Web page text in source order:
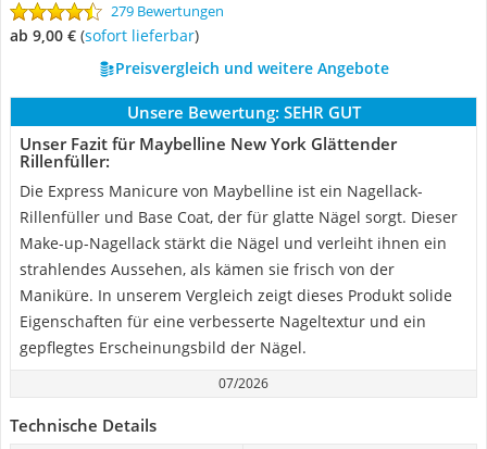
279 Bewertungen
ab 9,00 € ( Sofort lieferbar)
Preisvergleich und weitere Angebote
Unsere Bewertung: SEHR GUT
Unser Fazit für Maybelline New York Glättender
Rillenfüller:
Die Express Manicure von Maybelline ist ein Nagellack-
Rillenfüller und Base Coat, der für glatte Nägel sorgt. Dieser
Make-up-Nagellack stärkt die Nägel und verleiht ihnen ein
strahlendes Aussehen, als kämen sie frisch von der
Maniküre. In unserem Vergleich zeigt dieses Produkt solide
Eigenschaften für eine verbesserte Nageltextur und ein
gepflegtes Erscheinungsbild der Nägel.
07/2026
Technische Details